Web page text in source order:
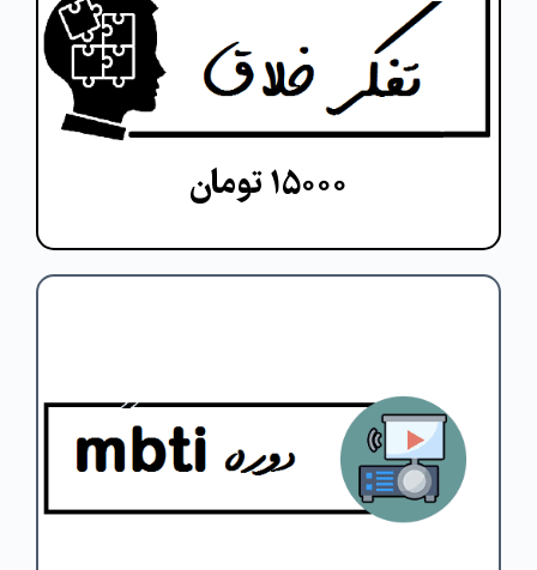
۱۵۰۰۰ تومان
دوره خواهید آموخت که خلاقیت، توانایی
پروراندن ایده های جدید از راه ترکیب،
تغییر یا بازنگری ایده های موجود است.
مشاهده دوره
شخصیت‌شناسی است و به شما کمک
می‌کند درک بهتری از تفاوت‌های ذاتی آدم‌ها
به ‌دست آورید.